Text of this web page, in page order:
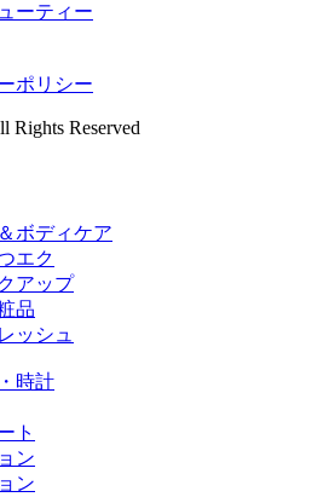
ーティー
ポリシー
Rights Reserved
ボディケア
エク
アップ
品
ッシュ
時計
ト
ン
ン